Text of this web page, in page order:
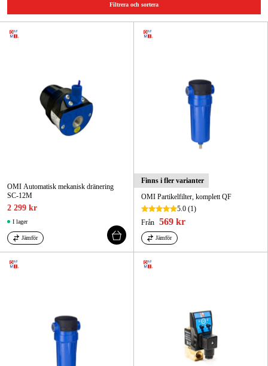
Kampanjer
Artiklar & Guider
Våra varumärken
Filtrera och sortera
OMI Automatisk mekanisk dränering
SC-12M
2 299 kr
I lager
Jämför
Finns i fler varianter
OMI Partikelfilter, komplett QF
5.0 (1)
Från 569 kr
Jämför